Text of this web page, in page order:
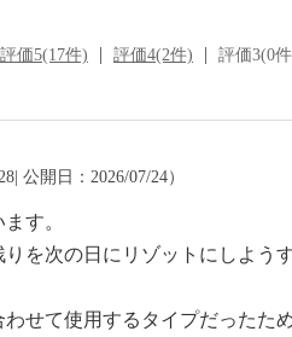
評価5(17件) 評価4(2件) 評価3(0
公開日：2026/07/24）
す。
を次の日にリゾットにしよう
せて使用するタイプだったた